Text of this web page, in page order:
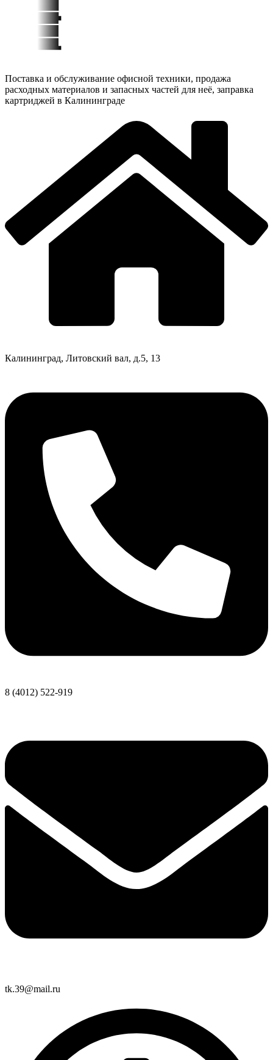
Поставка и обслуживание офисной техники, продажа
расходных материалов и запасных частей для неё, заправка
картриджей в Калининграде
Калининград, Литовский вал, д.5, 13
8 (4012) 522-919
tk.39@mail.ru